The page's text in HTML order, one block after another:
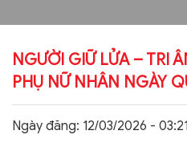
THƯ VIỆN
NGƯỜI GIỮ LỬA – TRI
PHỤ NỮ NHÂN NGÀY
Ngày đăng: 12/03/2026 - 03:21